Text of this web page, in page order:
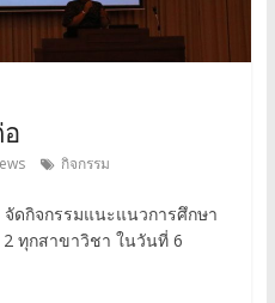
กิจกรรม
ดกิจกรรมแนะแนวการศึกษา
ทุกสาขาวิชา ในวันที่ 6